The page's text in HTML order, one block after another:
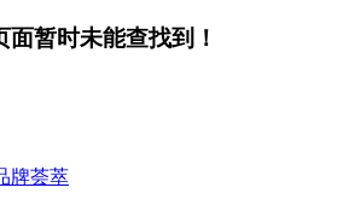
暂时未能查找到！
牌荟萃